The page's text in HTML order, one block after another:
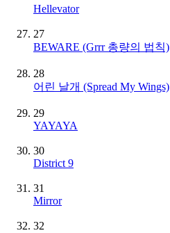
Hellevator
27
BEWARE (Grrr 총량의 법칙)
28
어린 날개 (Spread My Wings)
29
YAYAYA
30
District 9
31
Mirror
32